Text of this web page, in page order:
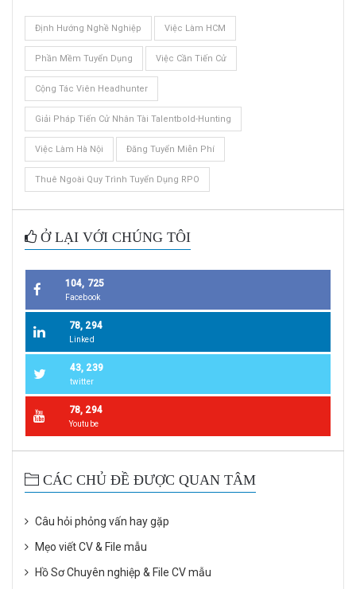
Định Hướng Nghề Nghiệp Việc Làm HCM
Phần Mềm Tuyển Dụng Việc Cần Tiến Cử
Cộng Tác Viên Headhunter
Giải Pháp Tiến Cử Nhân Tài Talentbold-Hunting
Việc Làm Hà Nội Đăng Tuyển Miễn Phí
Thuê Ngoài Quy Trình Tuyển Dụng RPO
Ở LẠI VỚI CHÚNG TÔI
104, 725
Facebook
78, 294
Linked
43, 239
twitter
78, 294
Youtube
CÁC CHỦ ĐỀ ĐƯỢC QUAN TÂM
Câu hỏi phỏng vấn hay gặp
Mẹo viết CV & File mẫu
Hồ Sơ Chuyên nghiệp & File CV mẫu